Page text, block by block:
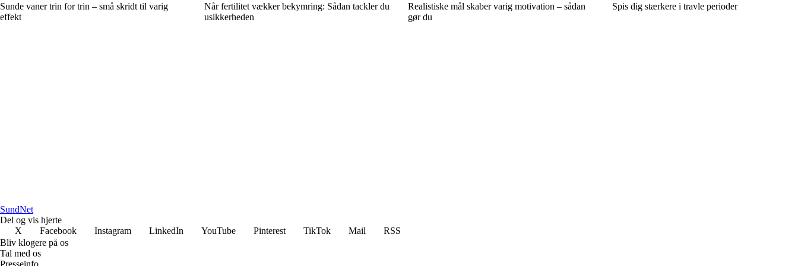
Sunde vaner trin for trin – små skridt til varig
effekt
Når fertilitet vækker bekymring: Sådan tackler du
usikkerheden
Realistiske mål skaber varig motivation – sådan
gør du
Spis dig stærkere i travle perioder
SundNet
Del og vis hjerte
X
Facebook Instagram LinkedIn YouTube Pinterest TikTok Mail
RSS
Bliv klogere på os
Tal med os
Presseinfo